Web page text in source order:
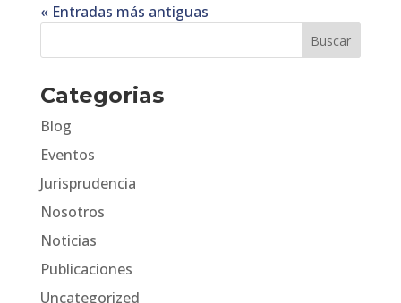
« Entradas más antiguas
Categorias
Blog
Eventos
Jurisprudencia
Nosotros
Noticias
Publicaciones
Uncategorized